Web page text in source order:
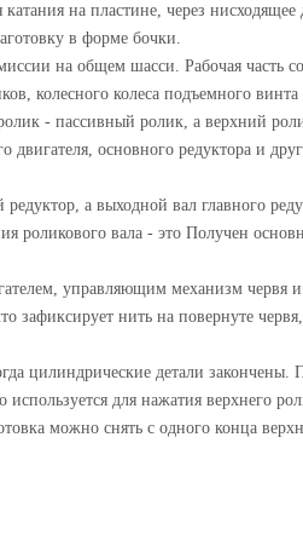
на пластине, через нисходящее
в форме бочки.
на общем шасси. Рабочая часть
колесного колеса подъемного
- пассивный ролик, а верхний
основного редуктора и
а выходной вал главного
роликового вала - это Получен
управляющим механизм червя
зафиксирует нить на повернуте
цилиндрические детали закончены.
для нажатия верхнего
можно снять с одного конца